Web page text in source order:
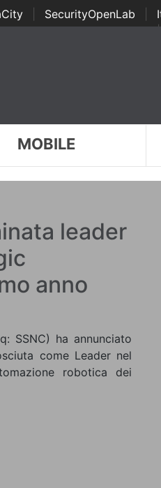
SecurityOpenLab
Awards
MOBILE
leader
anno
SSNC) ha annunciato
come Leader nel
robotica dei